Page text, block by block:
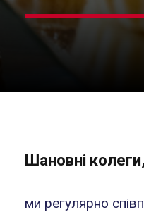
Шановні колеги,
ми регулярно